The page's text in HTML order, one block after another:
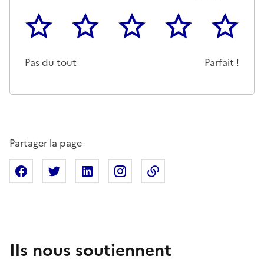
1
Pas du tout
2 3 4 5
Parfait !
Partager la page
Partager sur Facebook
Partager sur XPartager sur Linkedin
Partager sur Instagram
Ils nous soutiennent